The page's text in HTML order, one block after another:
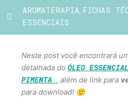
AROMATERAPIA, FICHAS
ESSENCIAIS
Neste post você encontrará
detalhada do ÓLEO
PIMENTA , além de link para
para download! 🙂